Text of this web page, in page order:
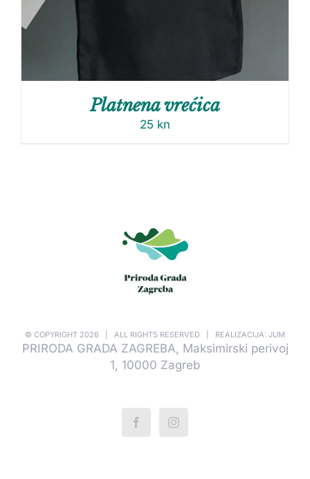
Platnena vrećica
25 kn
© COPYRIGHT 2026 | ALL RIGHTS RESERVED | REALIZACIJA: JUM
PRIRODA GRADA ZAGREBA, Maksimirski perivoj
1, 10000 Zagreb